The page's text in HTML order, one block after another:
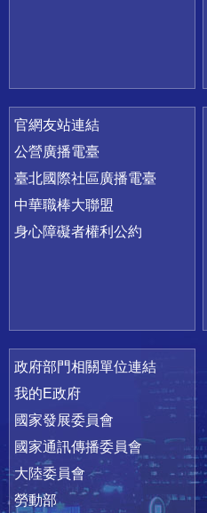
官網友站連結
公營廣播電臺
臺北國際社區廣播電臺
中華職棒大聯盟
身心障礙者權利公約
政府部門相關單位連結
我的E政府
國家發展委員會
國家通訊傳播委員會
大陸委員會
勞動部